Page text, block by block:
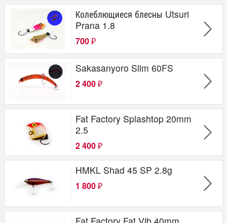
Колеблющиеся блесны Utsuri
Prana 1.8
700 ₽
Sakasanyoro Slim 60FS
2 400 ₽
Fat Factory Splashtop 20mm
2.5
2 400 ₽
HMKL Shad 45 SP 2.8g
1 800 ₽